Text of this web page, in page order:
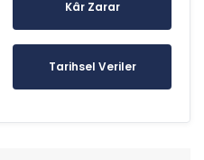
Kâr Zarar
Tarihsel Veriler